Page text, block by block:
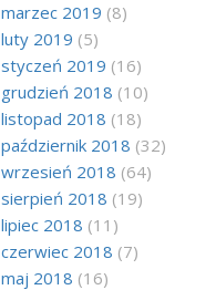
marzec 2019 (8)
luty 2019 (5)
styczeń 2019 (16)
grudzień 2018 (10)
listopad 2018 (18)
październik 2018 (32)
wrzesień 2018 (64)
sierpień 2018 (19)
lipiec 2018 (11)
czerwiec 2018 (7)
maj 2018 (16)